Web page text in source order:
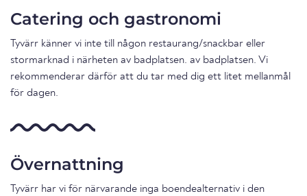
Catering och gastronomi
Tyvärr känner vi inte till någon restaurang/snackbar eller
stormarknad i närheten av badplatsen. av badplatsen. Vi
rekommenderar därför att du tar med dig ett litet mellanmål
för dagen.
Övernattning
Tyvärr har vi för närvarande inga boendealternativ i den